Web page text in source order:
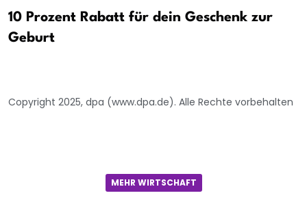
10 Prozent Rabatt für dein Geschenk zur
Geburt
Copyright 2025, dpa (www.dpa.de). Alle Rechte vorbehalten
MEHR WIRTSCHAFT